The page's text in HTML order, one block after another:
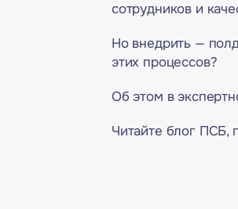
сотрудников и
Но внедрить —
этих процессов?
Об этом в
Читайте блог ПСБ,